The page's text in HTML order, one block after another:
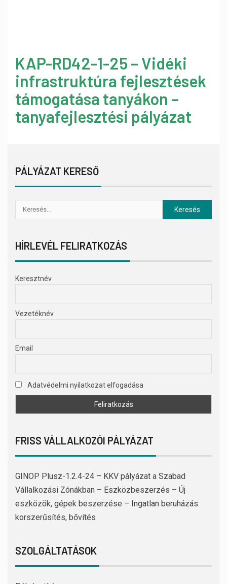
KAP-RD42-1-25 – Vidéki
infrastruktúra fejlesztések
támogatása tanyákon –
tanyafejlesztési pályázat
PÁLYÁZAT KERESŐ
HÍRLEVÉL FELIRATKOZÁS
Keresztnév
Vezetéknév
Email
Adatvédelmi nyilatkozat elfogadása
FRISS VÁLLALKOZÓI PÁLYÁZAT
GINOP Plusz-1.2.4-24 – KKV pályázat a Szabad
Vállalkozási Zónákban – Eszközbeszerzés – Új
eszközök, gépek beszerzése – Ingatlan beruházás:
korszerűsítés, bővítés
SZOLGÁLTATÁSOK